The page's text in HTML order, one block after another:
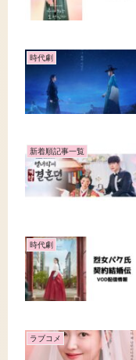
時代劇
新着順記事一覧
時代劇
ラブコメ